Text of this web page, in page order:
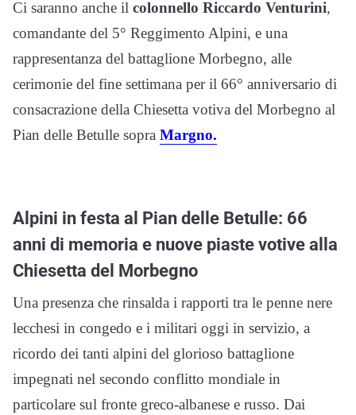
Ci saranno anche il colonnello Riccardo Venturini,
comandante del 5° Reggimento Alpini, e una
rappresentanza del battaglione Morbegno, alle
cerimonie del fine settimana per il 66° anniversario di
consacrazione della Chiesetta votiva del Morbegno al
Pian delle Betulle sopra Margno.
Alpini in festa al Pian delle Betulle: 66
anni di memoria e nuove piaste votive alla
Chiesetta del Morbegno
Una presenza che rinsalda i rapporti tra le penne nere
lecchesi in congedo e i militari oggi in servizio, a
ricordo dei tanti alpini del glorioso battaglione
impegnati nel secondo conflitto mondiale in
particolare sul fronte greco-albanese e russo. Dai